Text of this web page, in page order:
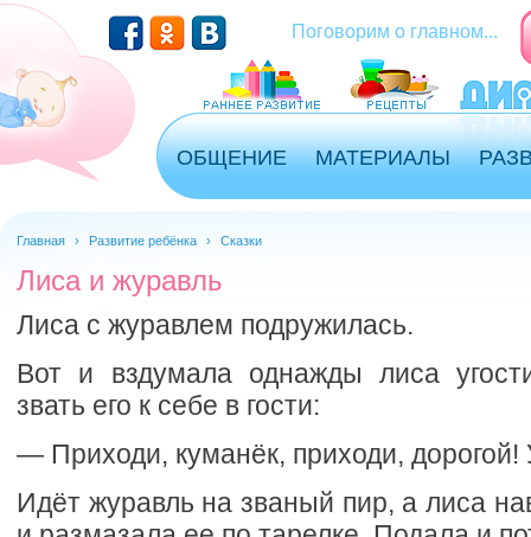
Перейти к основному содержанию
Поговорим о главном...
ОБЩЕНИЕ МАТЕРИАЛЫ
Главная › Развитие ребёнка › Сказки
Лиса и журавль
Лиса с журавлем подружилась.
Вот и вздумала однажды лиса
звать его к себе в гости:
— Приходи, куманёк, приходи, дорогой!
Идёт журавль на званый пир, а лиса